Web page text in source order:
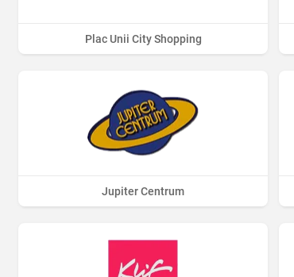
Plac Unii City Shopping
Jupiter Centrum